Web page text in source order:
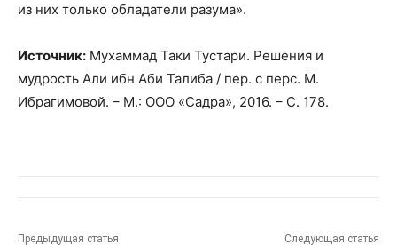
из них только обладатели разума».
Источник: Мухаммад Таки Тустари. Решения и
мудрость Али ибн Аби Талиба / пер. с перс. М.
Ибрагимовой. – М.: ООО «Садра», 2016. – С. 178.
Предыдущая статья Следующая статья